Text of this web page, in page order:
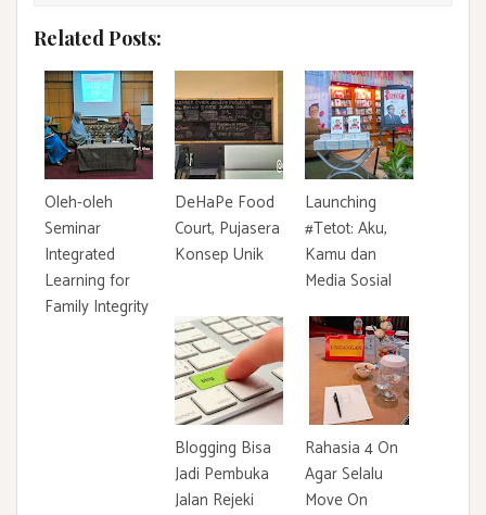
Related Posts:
Oleh-oleh
Seminar
Integrated
Learning for
Family Integrity
DeHaPe Food
Court, Pujasera
Konsep Unik
Launching
#Tetot: Aku,
Kamu dan
Media Sosial
Blogging Bisa
Jadi Pembuka
Jalan Rejeki
Rahasia 4 On
Agar Selalu
Move On